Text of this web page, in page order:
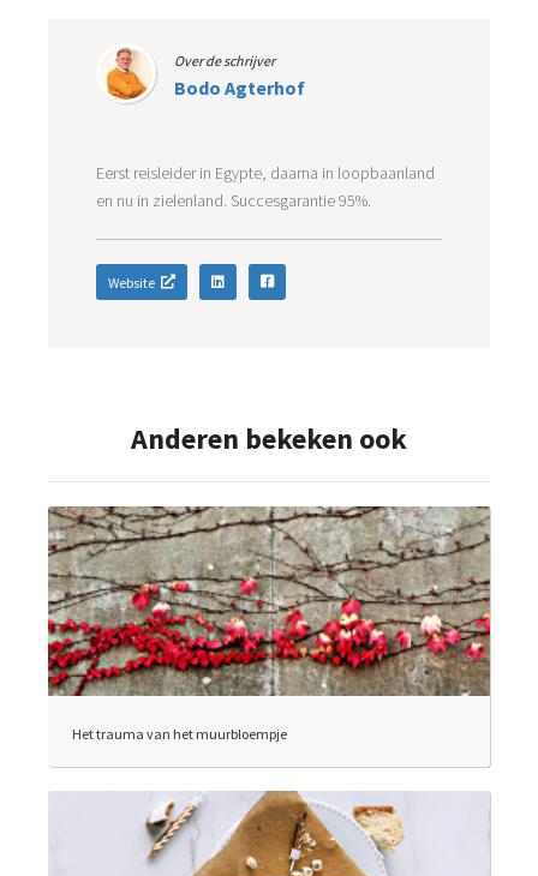
Over de schrijver
Bodo Agterhof
Eerst reisleider in Egypte, daarna in loopbaanland
en nu in zielenland. Succesgarantie 95%.
Website
Anderen bekeken ook
Het trauma van het muurbloempje